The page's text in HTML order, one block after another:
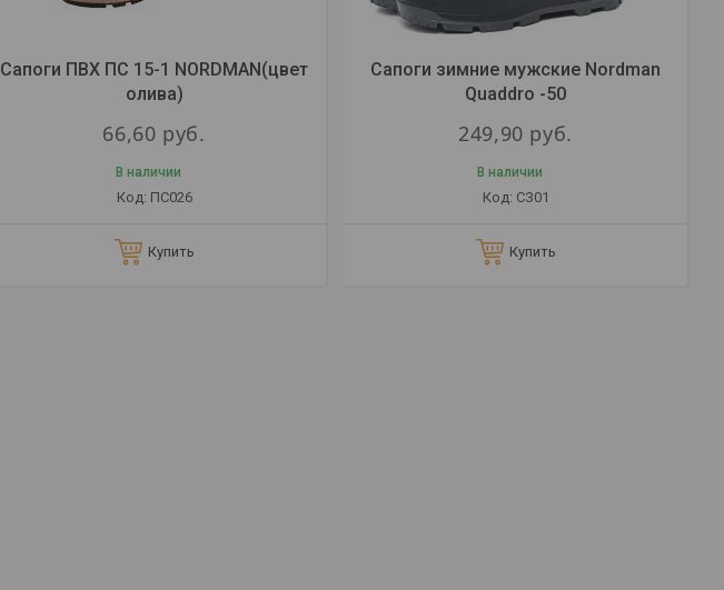
Сапоги ПВХ ПС 15-1 NORDMAN(цвет
олива)
66,60 руб.
В наличии
ПС026
Купить
Сапоги зимние мужские Nordman
Quaddro -50
249,90 руб.
В наличии
CЗ01
Купить